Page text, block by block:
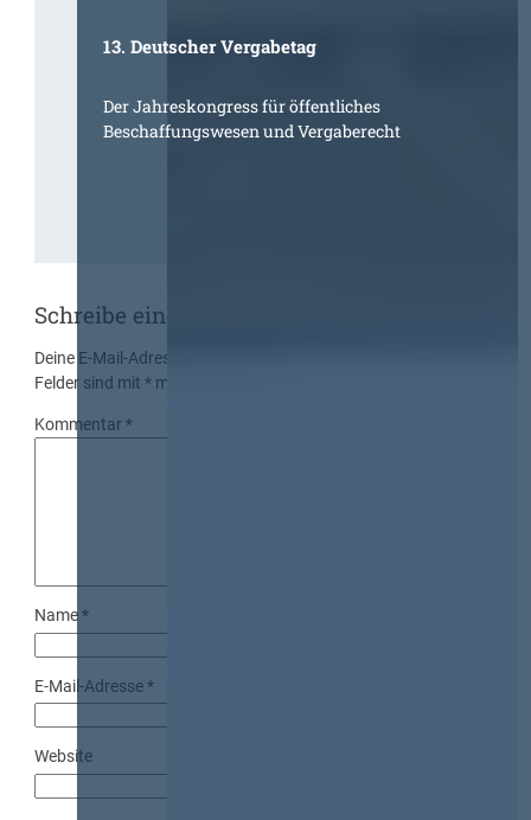
13. Deutscher Vergabetag
Der Jahreskongress für öffentliches
Beschaffungswesen und Vergaberecht
Schreibe einen Kommentar
Deine E-Mail-Adresse wird nicht veröffentlicht.
Felder sind mit* markiert
Kommentar*
Name*
E-Mail-Adresse*
Website